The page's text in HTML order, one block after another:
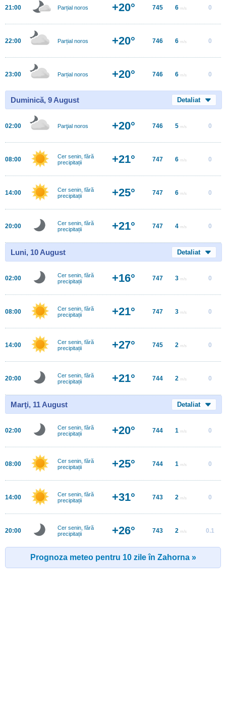
21:00 Parțial noros +20° 745 6 m/s 0
22:00 Parțial noros +20° 746 6 m/s 0
23:00 Parțial noros +20° 746 6 m/s 0
Duminică, 9 August Detaliat
02:00 Parţial noros +20° 746 5 m/s 0
08:00
Cer senin, fără
precipitații
+21° 747 6 m/s 0
14:00
Cer senin, fără
precipitații
+25° 747 6 m/s 0
20:00
Cer senin, fără
precipitații
+21° 747 4 m/s 0
Luni, 10 August Detaliat
02:00
Cer senin, fără
precipitații
+16° 747 3 m/s 0
08:00
Cer senin, fără
precipitații
+21° 747 3 m/s 0
14:00
Cer senin, fără
precipitații
+27° 745 2 m/s 0
20:00
Cer senin, fără
precipitații
+21° 744 2 m/s 0
Marţi, 11 August Detaliat
02:00
Cer senin, fără
precipitații
+20° 744 1 m/s 0
08:00
Cer senin, fără
precipitații
+25° 744 1 m/s 0
14:00
Cer senin, fără
precipitații
+31° 743 2 m/s 0
20:00
Cer senin, fără
precipitații
+26° 743 2 m/s 0.1
Prognoza meteo pentru 10 zile în Zahorna »